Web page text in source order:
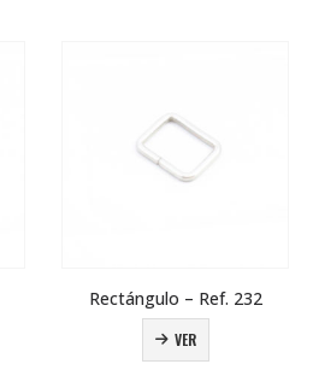
Rectángulo – Ref. 232
VER